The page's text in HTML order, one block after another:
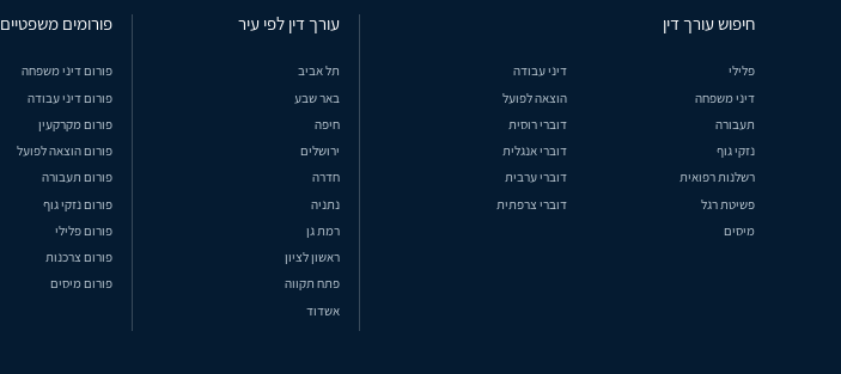
חיפוש עורך דין
פלילי
דיני עבודה
דיני משפחה
הוצאה לפועל
תעבורה
דוברי רוסית
נזקי גוף
דוברי אנגלית
רשלנות רפואית
דוברי ערבית
פשיטת רגל
דוברי צרפתית
מיסים
עורך דין לפי עיר
תל אביב
באר שבע
חיפה
ירושלים
חדרה
נתניה
רמת גן
ראשון לציון
פתח תקווה
אשדוד
פורומים משפטיים
פורום דיני משפחה
פורום דיני עבודה
פורום מקרקעין
פורום הוצאה לפועל
פורום תעבורה
פורום נזקי גוף
פורום פלילי
פורום צרכנות
פורום מיסים